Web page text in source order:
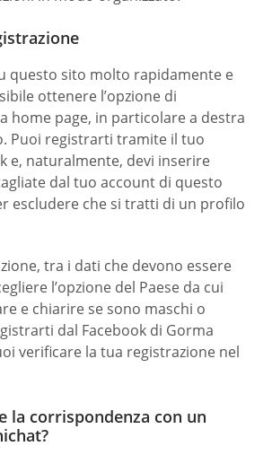
questo sito molto rapidamente e
ottenere l’opzione di
home page, in particolare a destra
Puoi registrarti tramite il tuo
e, naturalmente, devi inserire
dal tuo account di questo
escludere che si tratti di un profilo
tra i dati che devono essere
l’opzione del Paese da cui
e chiarire se sono maschi o
dal Facebook di Gorma
verificare la tua registrazione nel
la corrispondenza con un